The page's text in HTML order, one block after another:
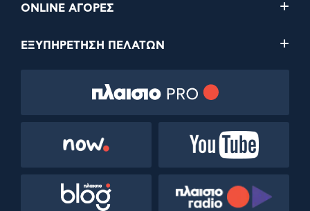
ONLINE ΑΓΟΡΕΣ
ΕΞΥΠΗΡΕΤΗΣΗ ΠΕΛΑΤΩΝ